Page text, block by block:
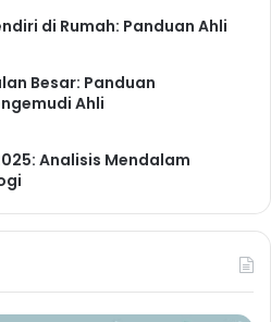
di Rumah: Panduan Ahli
Besar: Panduan
Ahli
Analisis Mendalam